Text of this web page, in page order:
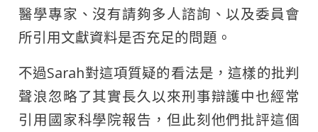
醫學專家、沒有請夠多人諮詢、以及委員會
所引用文獻資料是否充足的問題。
不過Sarah對這項質疑的看法是，這樣的批判
聲浪忽略了其實長久以來刑事辯護中也經常
引用國家科學院報告，但此刻他們批評這個